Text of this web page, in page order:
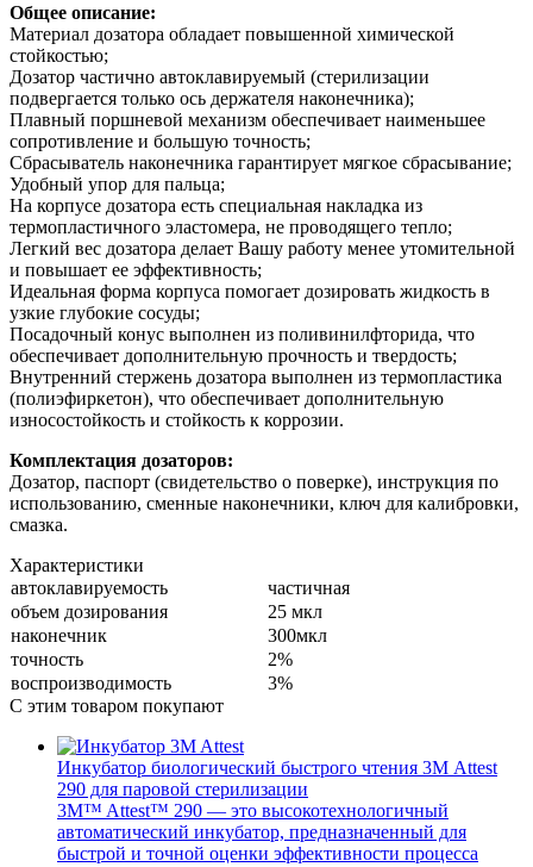
Общее описание:
Материал дозатора обладает повышенной химической
стойкостью;
Дозатор частично автоклавируемый (стерилизации
подвергается только ось держателя наконечника);
Плавный поршневой механизм обеспечивает наименьшее
сопротивление и большую точность;
Сбрасыватель наконечника гарантирует мягкое сбрасывание;
Удобный упор для пальца;
На корпусе дозатора есть специальная накладка из
термопластичного эластомера, не проводящего тепло;
Легкий вес дозатора делает Вашу работу менее утомительной
и повышает ее эффективность;
Идеальная форма корпуса помогает дозировать жидкость в
узкие глубокие сосуды;
Посадочный конус выполнен из поливинилфторида, что
обеспечивает дополнительную прочность и твердость;
Внутренний стержень дозатора выполнен из термопластика
(полиэфиркетон), что обеспечивает дополнительную
износостойкость и стойкость к коррозии.
Комплектация дозаторов:
Дозатор, паспорт (свидетельство о поверке), инструкция по
использованию, сменные наконечники, ключ для калибровки,
смазка.
Характеристики
автоклавируемость
частичная
объем дозирования
25 мкл
наконечник
300мкл
точность
2%
воспроизводимость
3%
С этим товаром покупают
Инкубатор биологический быстрого чтения 3М Attest
290 для паровой стерилизации
3M™ Attest™ 290 — это высокотехнологичный
автоматический инкубатор, предназначенный для
быстрой и точной оценки эффективности процесса